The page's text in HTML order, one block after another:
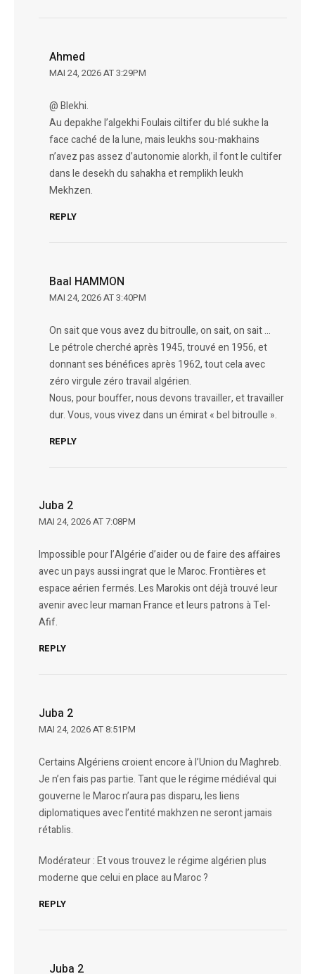
Ahmed
MAI 24, 2026 AT 3:29PM
@ Blekhi.
Au depakhe l’algekhi Foulais ciltifer du blé sukhe la
face caché de la lune, mais leukhs sou-makhains
n’avez pas assez d’autonomie alorkh, il font le cultifer
dans le desekh du sahakha et remplikh leukh
Mekhzen.
REPLY
Baal HAMMON
MAI 24, 2026 AT 3:40PM
On sait que vous avez du bitroulle, on sait, on sait …
Le pétrole cherché après 1945, trouvé en 1956, et
donnant ses bénéfices après 1962, tout cela avec
zéro virgule zéro travail algérien.
Nous, pour bouffer, nous devons travailler, et travailler
dur. Vous, vous vivez dans un émirat « bel bitroulle ».
REPLY
Juba 2
MAI 24, 2026 AT 7:08PM
Impossible pour l’Algérie d’aider ou de faire des affaires
avec un pays aussi ingrat que le Maroc. Frontières et
espace aérien fermés. Les Marokis ont déjà trouvé leur
avenir avec leur maman France et leurs patrons à Tel-
Afif.
REPLY
Juba 2
MAI 24, 2026 AT 8:51PM
Certains Algériens croient encore à l’Union du Maghreb.
Je n’en fais pas partie. Tant que le régime médiéval qui
gouverne le Maroc n’aura pas disparu, les liens
diplomatiques avec l’entité makhzen ne seront jamais
rétablis.
Modérateur : Et vous trouvez le régime algérien plus
moderne que celui en place au Maroc ?
REPLY
Juba 2